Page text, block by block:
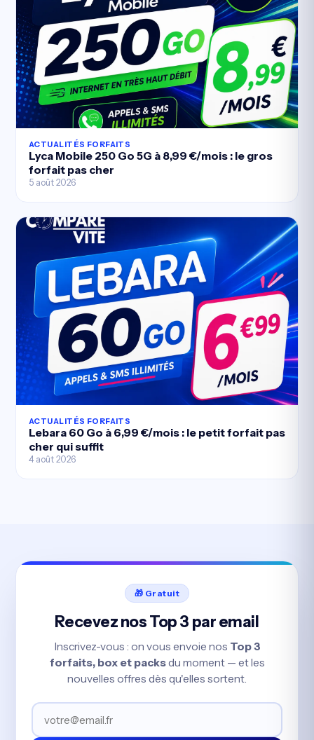
ACTUALITÉS FORFAITS
Lyca Mobile 250 Go 5G à 8,99 €/mois : le gros
forfait pas cher
5 août 2026
ACTUALITÉS FORFAITS
Lebara 60 Go à 6,99 €/mois : le petit forfait pas
cher qui suffit
4 août 2026
🎁 Gratuit
Recevez nos Top 3 par email
Inscrivez-vous : on vous envoie nos Top 3
forfaits, box et packsdu moment — et les
nouvelles offres dès qu'elles sortent.